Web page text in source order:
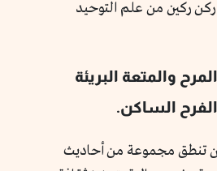
ركين من علم التوحيد
والمتعة البريئة
الساكن.
تنطق مجموعة من أحاديث